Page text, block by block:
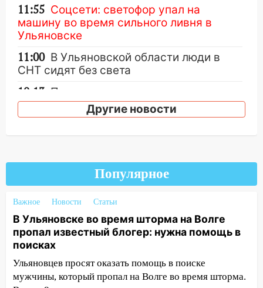
11:55 Соцсети: светофор упал на
машину во время сильного ливня в
Ульяновске
11:00 В Ульяновской области люди в
СНТ сидят без света
10:13 Прокуратура подвела итоги
недели в Ульяновской области
09:15 Ураган, изнасилование ребенка,
автоподставы и атака беспилотников:
важные итоги прошедшей недели в
Ульяновской области
08:20 В Ульяновске восстановили
трамвайную и троллейбусную
инфраструктуру после шторма
08:19 Внимание! В Цильнинском районе
пропал 67-летний мужчина
Другие новости
Популярное
Важное Новости Статьи
В Ульяновске во время шторма на Волге
пропал известный блогер: нужна помощь в
поисках
Ульяновцев просят оказать помощь в поиске
мужчины, который пропал на Волге во время шторма.